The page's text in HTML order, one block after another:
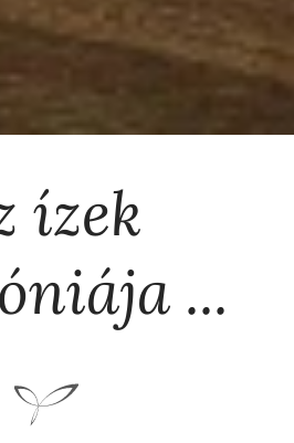
ízek
...